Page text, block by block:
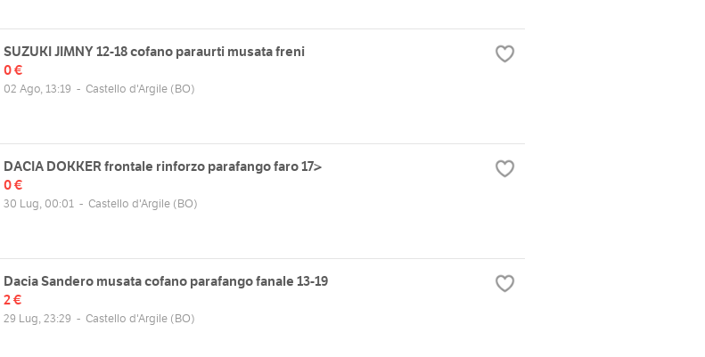
SUZUKI JIMNY 12-18 cofano paraurti musata freni
0 €
02 Ago, 13:19 - Castello d'Argile (BO)
DACIA DOKKER frontale rinforzo parafango faro 17>
0 €
30 Lug, 00:01 - Castello d'Argile (BO)
Dacia Sandero musata cofano parafango fanale 13-19
2 €
29 Lug, 23:29 - Castello d'Argile (BO)